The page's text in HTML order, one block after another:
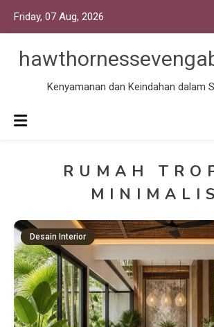
Friday, 07 Aug, 2026
Kenyamanan dan Keindahan dalam
RUMAH
MINIMALIS
Desain Interior